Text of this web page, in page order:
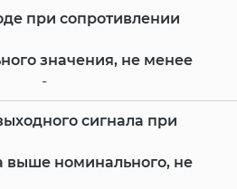
при сопротивлении
значения, не менее
-
сигнала при
выше номинального, не